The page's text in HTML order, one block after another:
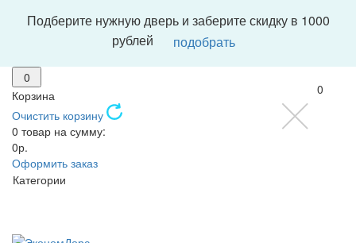
Подберите нужную дверь и заберите скидку в 1000
рублей
подобрать
0
0
Корзина
Очистить корзину
0 товар на сумму:
0р.
Оформить заказ
Категории